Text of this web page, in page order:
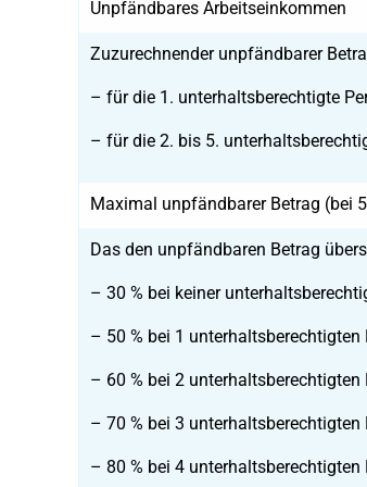
Unpfändbares Arbeitseinkommen
Zuzurechnender unpfändbarer
– für die 1. unterhaltsberechtigte
– für die 2. bis 5.
Maximal unpfändbarer Betrag (bei
Das den unpfändbaren Betrag
– 30 % bei keiner
– 50 % bei 1 unterhaltsberechtigten
– 60 % bei 2 unterhaltsberechtigten
– 70 % bei 3 unterhaltsberechtigten
– 80 % bei 4 unterhaltsberechtigten